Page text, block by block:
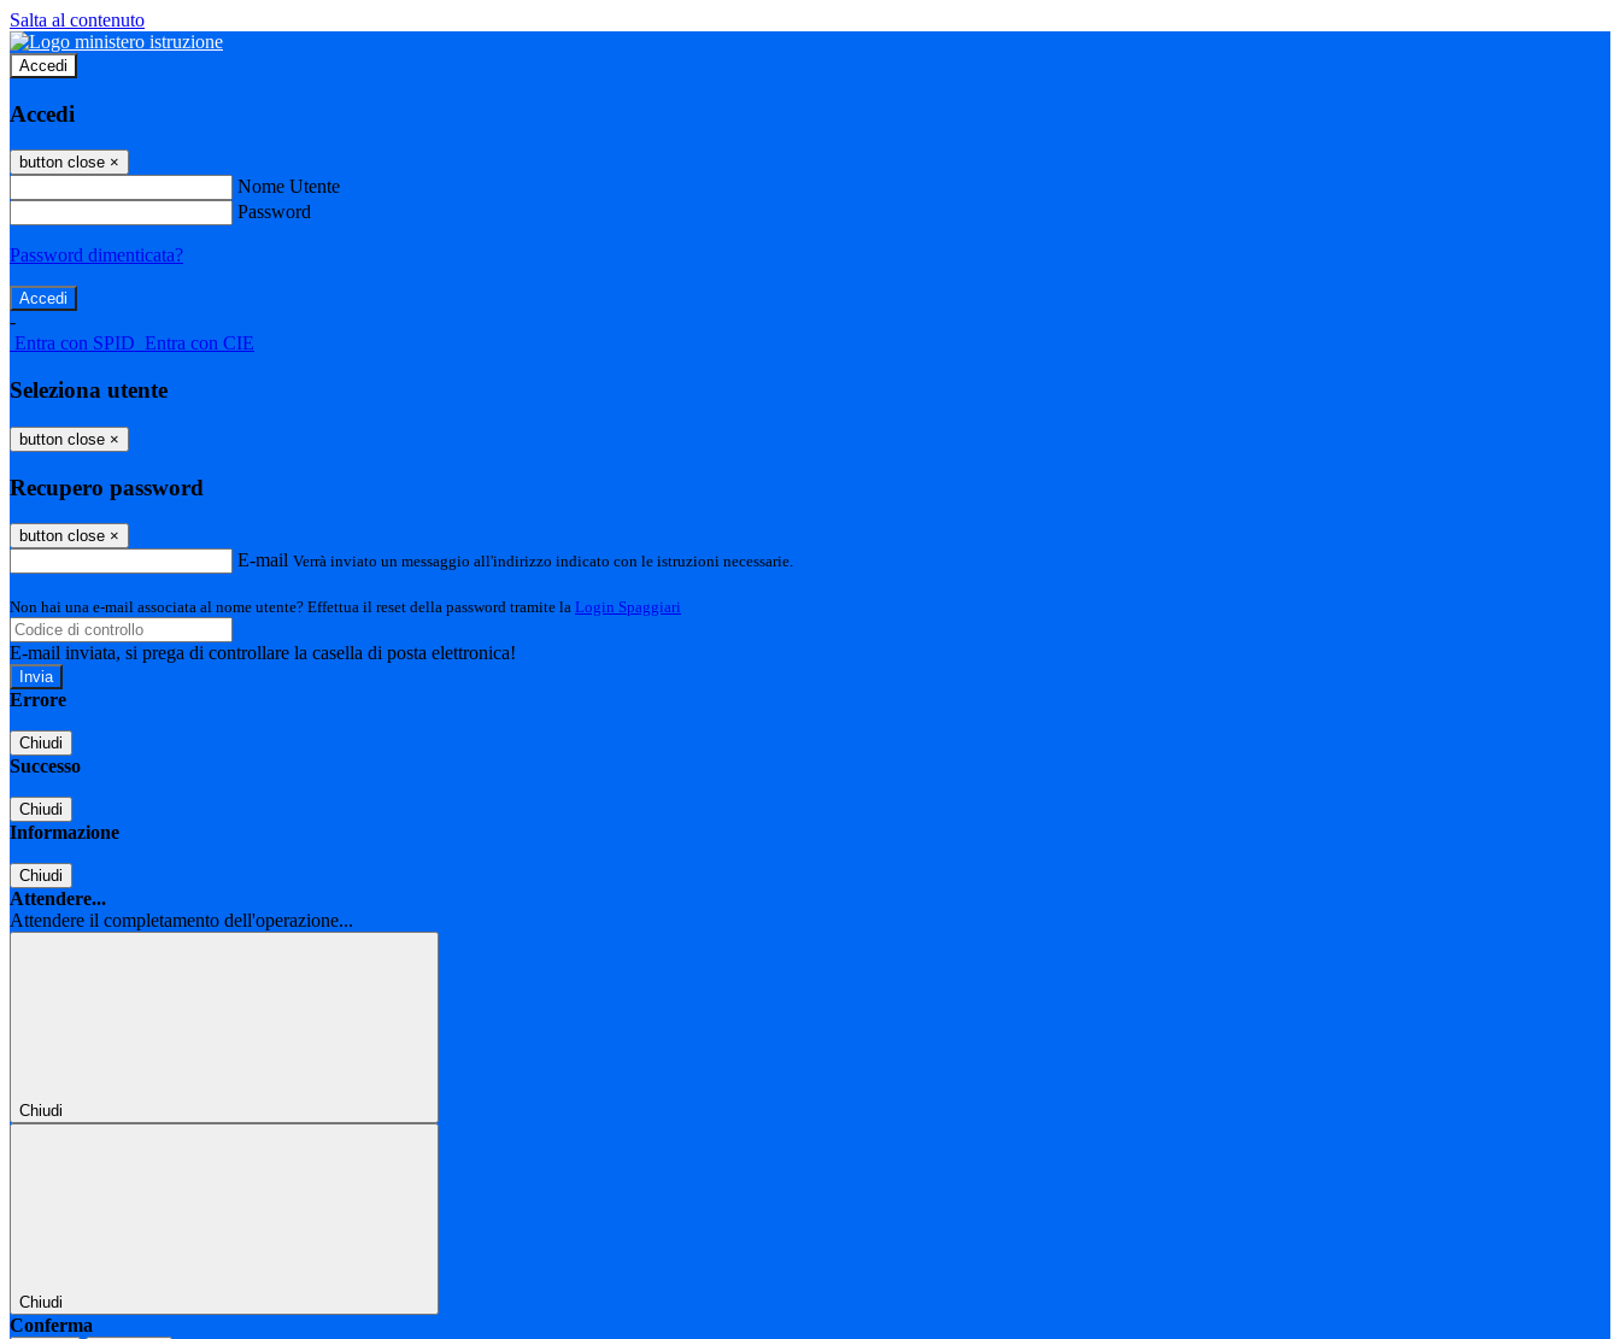
Salta al contenuto
Accedi
Accedi
button close ×
Nome Utente
Password
Password dimenticata?
-
Entra con SPID Entra con CIE
Seleziona utente
button close ×
Recupero password
button close ×
E-mail Verrà inviato un messaggio all'indirizzo indicato con le istruzioni necessarie.
Non hai una e-mail associata al nome utente? Effettua il reset della password tramite la Login Spaggiari
E-mail inviata, si prega di controllare la casella di posta elettronica!
Errore
Chiudi
Successo
Chiudi
Informazione
Chiudi
Attendere...
Attendere il completamento dell'operazione...
Chiudi
Chiudi
Conferma